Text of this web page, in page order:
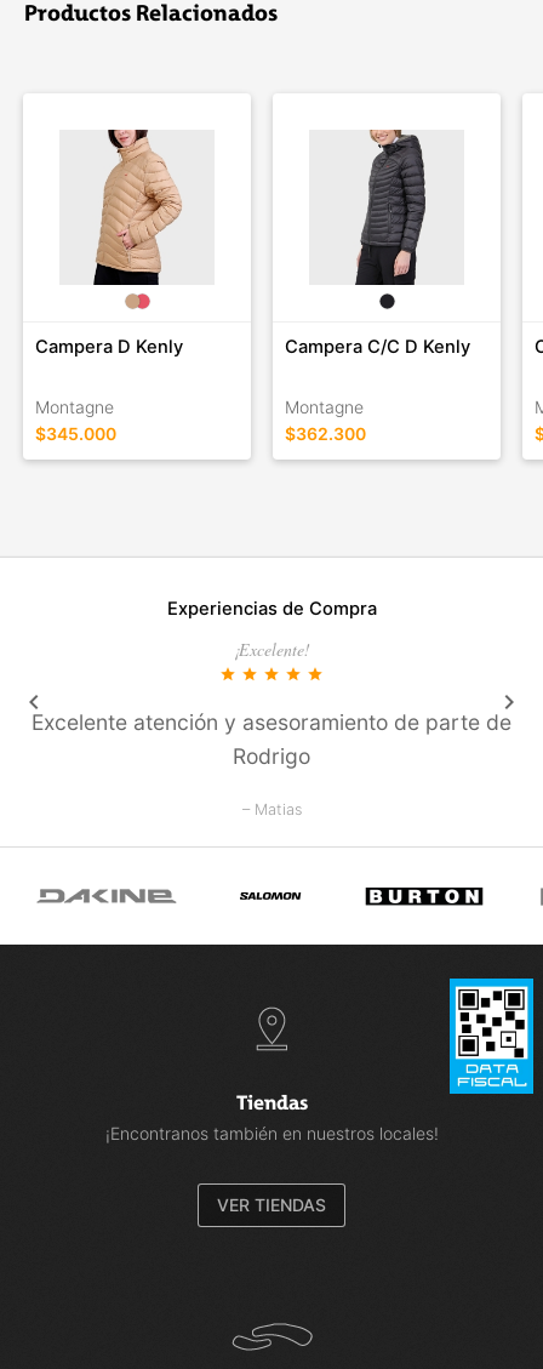
Productos Relacionados
Campera D Kenly
Montagne
$345.000
Campera C/C D Kenly
Montagne
$362.300
Experiencias de Compra
¡Excelente!
star star star star star
Excelente atención y asesoramiento de parte de
Rodrigo
– Matias
keyboard_arrow_left keyboard_arrow_right
Tiendas
¡Encontranos también en nuestros locales!
VER TIENDAS